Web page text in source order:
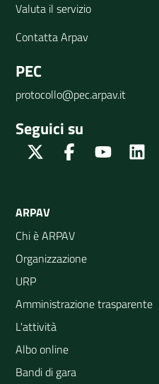
Valuta il servizio
Contatta Arpav
PEC
protocollo@pec.arpav.it
Seguici su
Twitter FacebookYoutube
ARPAV
Chi è ARPAV
Organizzazione
URP
Amministrazione trasparente
L'attività
Albo online
Bandi di gara